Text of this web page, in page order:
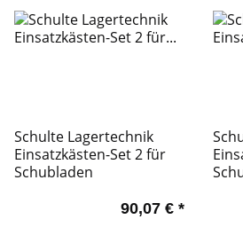
Schulte Lagertechnik
Einsatzkästen-Set 2 für
Schubladen
90,07 € *